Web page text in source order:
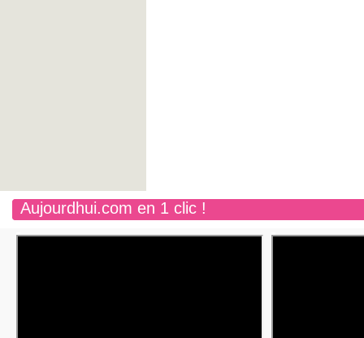
Aujourdhui.com en 1 clic !